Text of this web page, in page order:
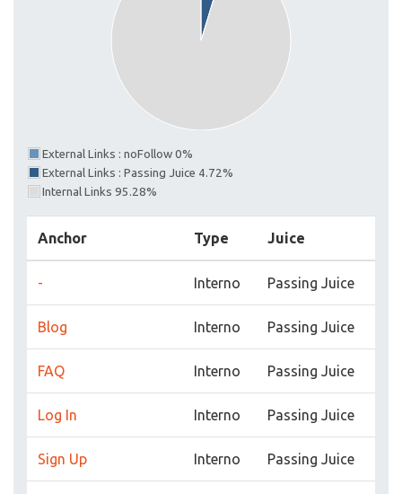
External Links : noFollow 0%
External Links : Passing Juice 4.72%
Internal Links 95.28%
Anchor Type Juice
- Interno Passing Juice
Blog Interno Passing Juice
FAQ Interno Passing Juice
Log In Interno Passing Juice
Sign Up Interno Passing Juice